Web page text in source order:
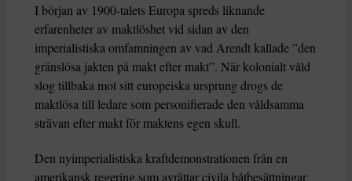
I början av 1900-talets Europa spreds liknande
erfarenheter av maktlöshet vid sidan av den
imperialistiska omfamningen av vad Arendt kallade ”den
gränslösa jakten på makt efter makt”. När kolonialt våld
slog tillbaka mot sitt europeiska ursprung drogs de
maktlösa till ledare som personifierade den våldsamma
strävan efter makt för maktens egen skull.
Den nyimperialistiska kraftdemonstrationen från en
amerikansk regering som avrättar civila båtbesättningar